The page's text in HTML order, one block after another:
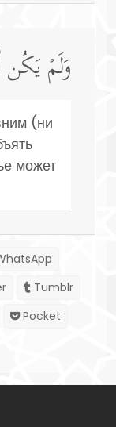
وَلَمۡ یَكُن
(ни
может
Tumblr
Pocket